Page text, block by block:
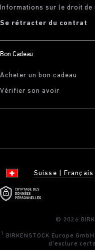
Informations sur le droit de
Se rétracter du contrat
Bon Cadeau
Acheter un bon cadeau
Vérifier son avoir
Suisse Français
© 2026
1
BIRKENSTOCK Europe
d’exclure